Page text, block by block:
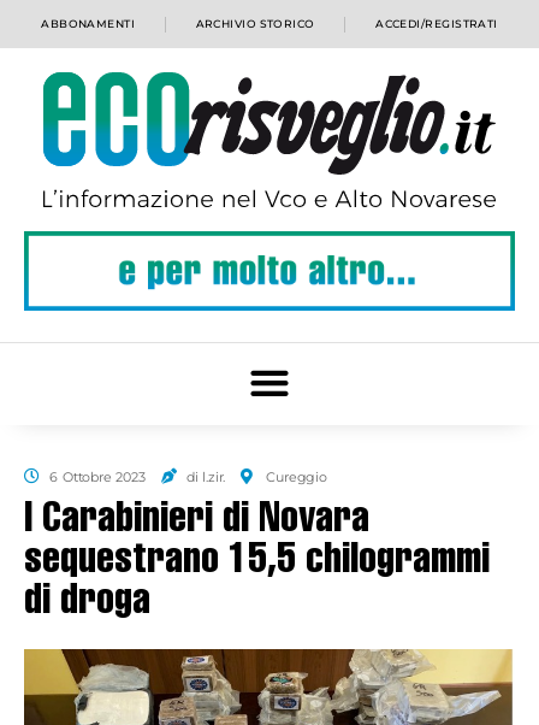
ABBONAMENTI ARCHIVIO STORICO ACCEDI/REGISTRATI
6 Ottobre 2023 di l.zir. Cureggio
I Carabinieri di Novara
sequestrano 15,5 chilogrammi
di droga